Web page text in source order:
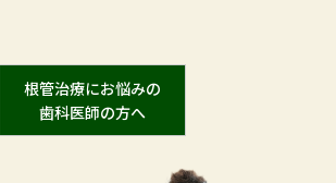
根管治療にお悩みの
⻭科医師の⽅へ